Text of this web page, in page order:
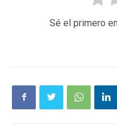
Sé el primero